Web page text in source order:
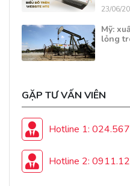
23/06/
Mỹ:
lỏng
GẶP TƯ VẤN VIÊN
Hotline 1:
Hotline 2: